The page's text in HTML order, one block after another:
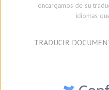
encargamos de su
idiomas
TRADUCIR